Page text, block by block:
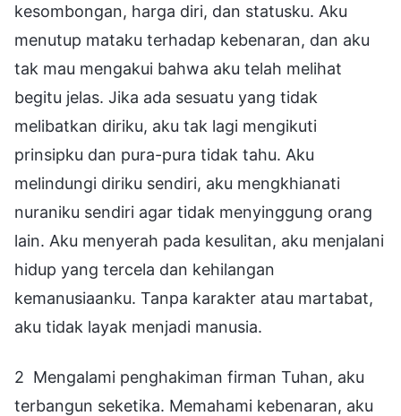
kesombongan, harga diri, dan statusku. Aku
menutup mataku terhadap kebenaran, dan aku
tak mau mengakui bahwa aku telah melihat
begitu jelas. Jika ada sesuatu yang tidak
melibatkan diriku, aku tak lagi mengikuti
prinsipku dan pura-pura tidak tahu. Aku
melindungi diriku sendiri, aku mengkhianati
nuraniku sendiri agar tidak menyinggung orang
lain. Aku menyerah pada kesulitan, aku menjalani
hidup yang tercela dan kehilangan
kemanusiaanku. Tanpa karakter atau martabat,
aku tidak layak menjadi manusia.
2 Mengalami penghakiman firman Tuhan, aku
terbangun seketika. Memahami kebenaran, aku